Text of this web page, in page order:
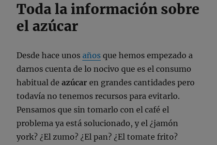
Toda la información sobre
el azúcar
Desde hace unosaños que hemos empezado a
darnos cuenta de lo nocivo que es el consumo
habitual deazúcar en grandes cantidades pero
todavía no tenemos recursos para evitarlo.
Pensamos que sin tomarlo con el café el
problema ya está solucionado, y el ¿jamón
york? ¿El zumo? ¿El pan? ¿El tomate frito?